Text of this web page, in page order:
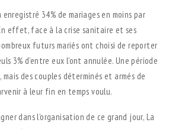
enregistré 34% de mariages en moins par
effet, face à la crise sanitaire et ses
futurs mariés ont choisi de reporter
3% d’entre eux l’ont annulée. Une période
mais des couples déterminés et armés de
à leur fin en temps voulu.
dans l’organisation de ce grand jour, La